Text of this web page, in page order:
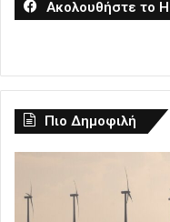
Ακολουθήστε το
Πιο Δημοφιλή